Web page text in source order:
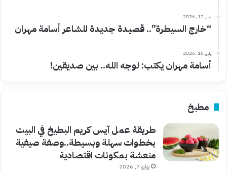
يناير 12, 2026
“خارج السيطرة”.. قصيدة جديدة للشاعر أسامة مهران
يناير 10, 2026
أسامة مهران يكتب: لوجه الله.. بين صديقين!
مطبخ
طريقة عمل آيس كريم البطيخ في البيت
بخطوات سهلة وبسيطة..وصفة صيفية
منعشة بمكونات اقتصادية
يوليو 7, 2026